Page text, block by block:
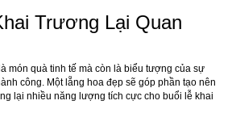
Trương Lại Quan
món quà tinh tế mà còn là biểu tượng của sự
công. Một lẵng hoa đẹp sẽ góp phần tạo nên
lại nhiều năng lượng tích cực cho buổi lễ khai